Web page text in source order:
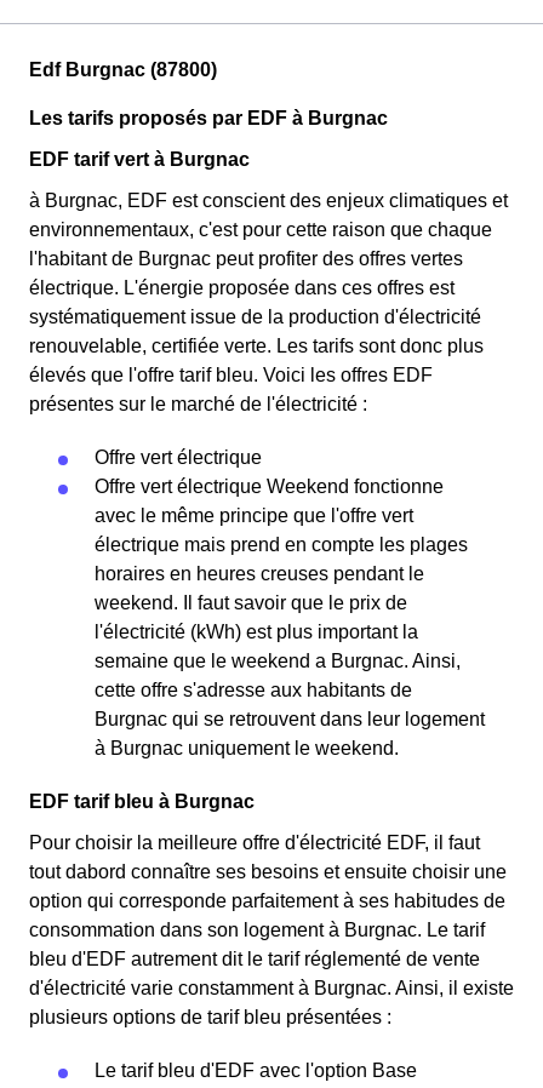
Edf Burgnac (87800)
Les tarifs proposés par EDF à Burgnac
EDF tarif vert à Burgnac
à Burgnac, EDF est conscient des enjeux climatiques et
environnementaux, c'est pour cette raison que chaque
l'habitant de Burgnac peut profiter des offres vertes
électrique. L'énergie proposée dans ces offres est
systématiquement issue de la production d'électricité
renouvelable, certifiée verte. Les tarifs sont donc plus
élevés que l'offre tarif bleu. Voici les offres EDF
présentes sur le marché de l'électricité :
Offre vert électrique
Offre vert électrique Weekend fonctionne
avec le même principe que l'offre vert
électrique mais prend en compte les plages
horaires en heures creuses pendant le
weekend. Il faut savoir que le prix de
l'électricité (kWh) est plus important la
semaine que le weekend a Burgnac. Ainsi,
cette offre s'adresse aux habitants de
Burgnac qui se retrouvent dans leur logement
à Burgnac uniquement le weekend.
EDF tarif bleu à Burgnac
Pour choisir la meilleure offre d'électricité EDF, il faut
tout dabord connaître ses besoins et ensuite choisir une
option qui corresponde parfaitement à ses habitudes de
consommation dans son logement à Burgnac. Le tarif
bleu d'EDF autrement dit le tarif réglementé de vente
d'électricité varie constamment à Burgnac. Ainsi, il existe
plusieurs options de tarif bleu présentées :
Le tarif bleu d'EDF avec l'option Base